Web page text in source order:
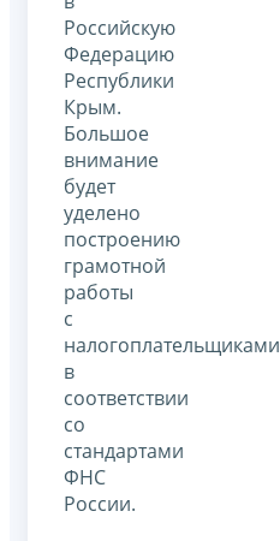
Российскую
Федерацию
Республики
Крым.
Большое
внимание
будет
уделено
построению
грамотной
работы
с
налогоплательщиками
в
соответствии
со
стандартами
ФНС
России.